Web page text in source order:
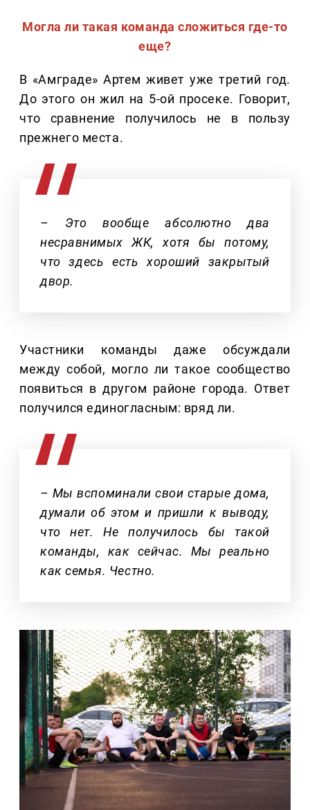
Могла ли такая команда сложиться где-то
еще?
В «Амграде» Артем живет уже третий год.
До этого он жил на 5-ой просеке. Говорит,
что сравнение получилось не в пользу
прежнего места.
– Это вообще абсолютно два
несравнимых ЖК, хотя бы потому,
что здесь есть хороший закрытый
двор.
Участники команды даже обсуждали
между собой, могло ли такое сообщество
появиться в другом районе города. Ответ
получился единогласным: вряд ли.
– Мы вспоминали свои старые дома,
думали об этом и пришли к выводу,
что нет. Не получилось бы такой
команды, как сейчас. Мы реально
как семья. Честно.